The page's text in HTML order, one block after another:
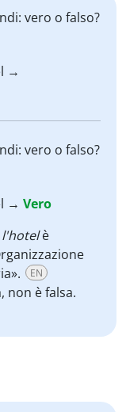
vero o falso?
→
vero o falso?
→ Vero
l'hotelè
EN
non è falsa.